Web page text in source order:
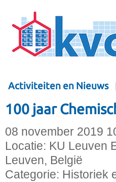
Activiteiten en Nieuws
100 jaar
08 november 2019
Locatie: KU Leuven
Leuven, België
Categorie: Historiek